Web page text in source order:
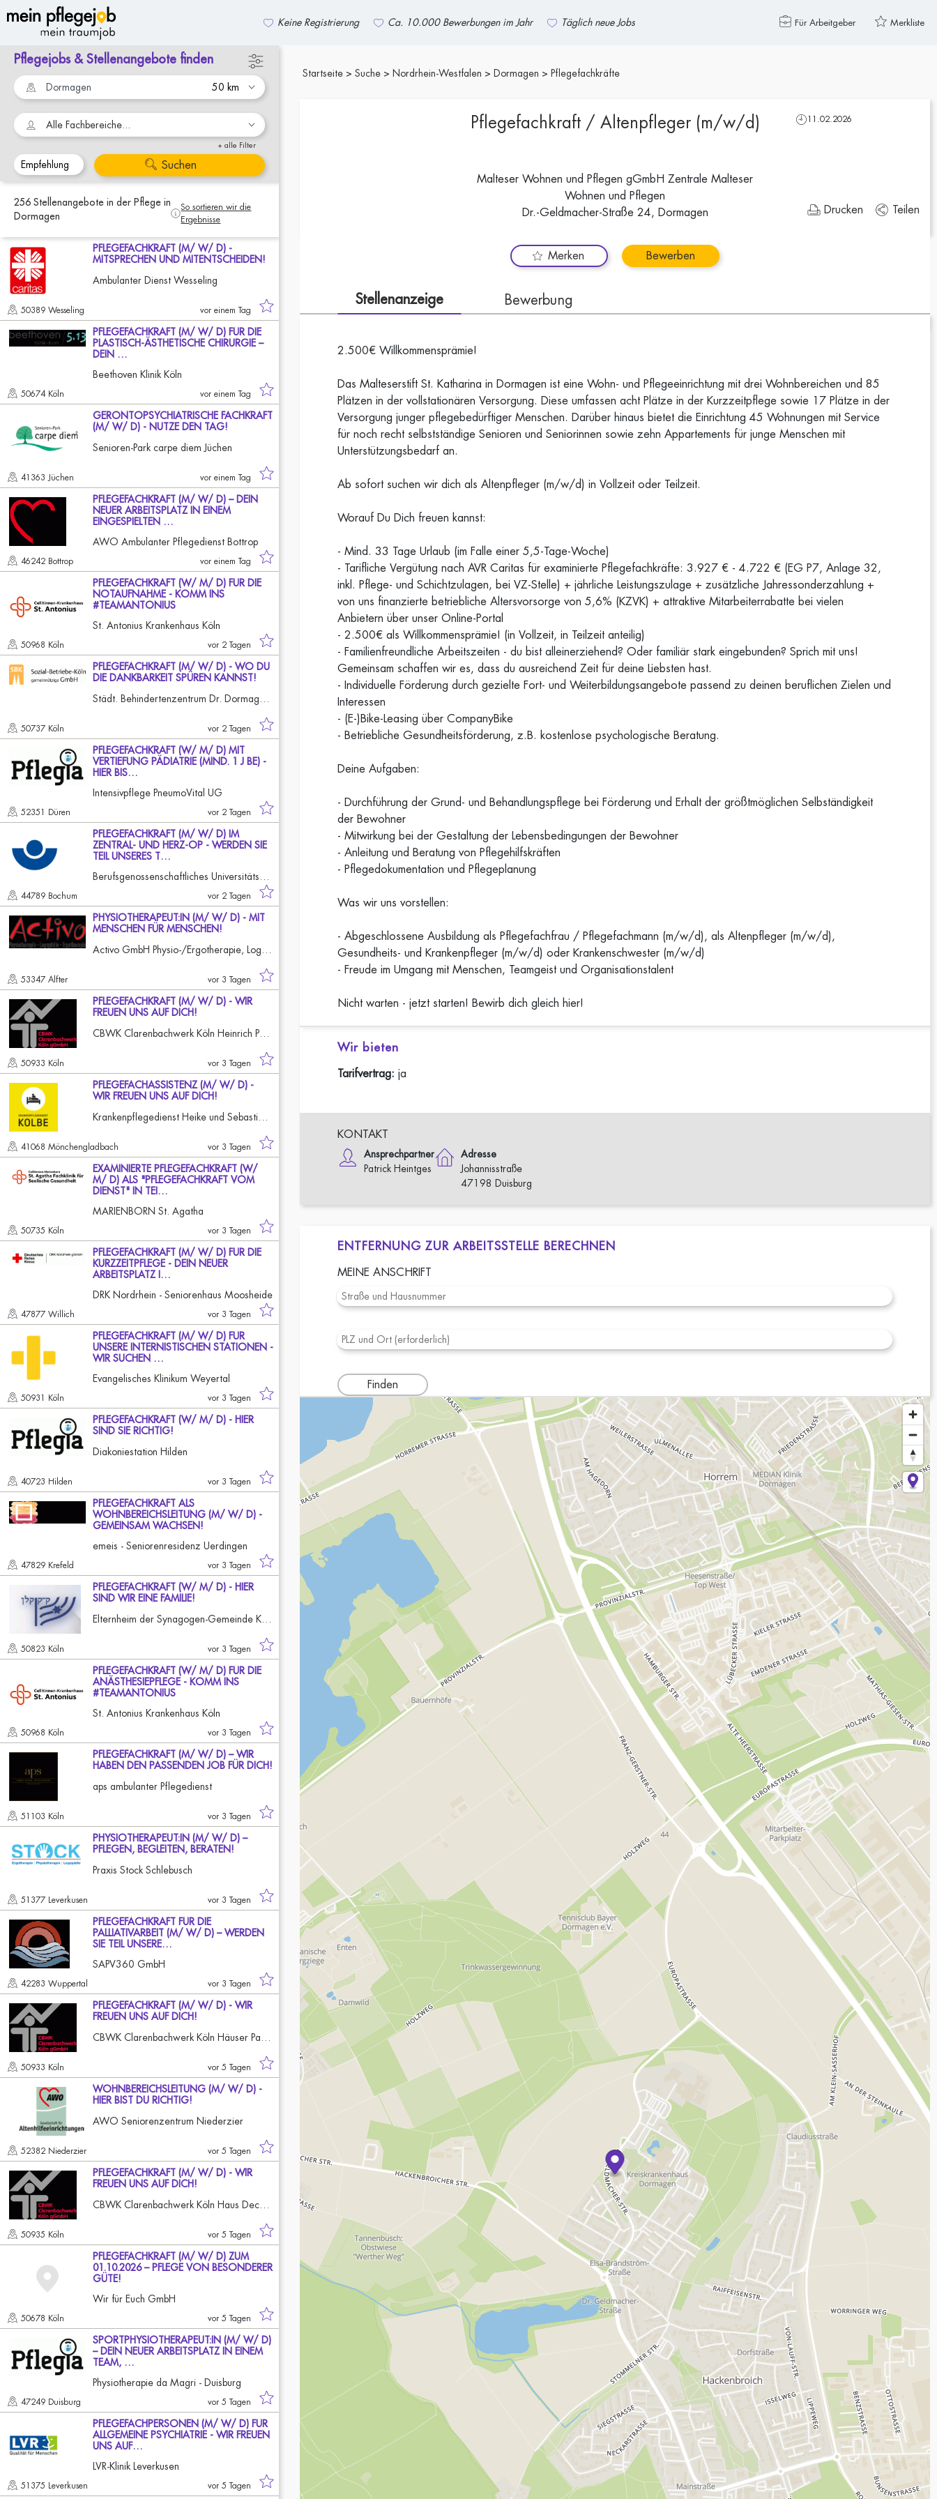
Keine Registrierung Ca. 10.000 Bewerbungen im Jahr Täglich neue Jobs Für Arbeitgeber Merkliste
zurück zur Suche
Pflegejobs & Stellenangebote finden
Alle Fachbereiche...
+ alle Filter
Suchen
256 Stellenangebote in der Pflege in
Dormagen
So sortieren wir die
Ergebnisse
PFLEGEFACHKRAFT (M/ W/ D) -
MITSPRECHEN UND MITENTSCHEIDEN!
Ambulanter Dienst Wesseling
50389 Wesseling vor einem Tag
PFLEGEFACHKRAFT (M/ W/ D) FÜR DIE
PLASTISCH-ÄSTHETISCHE CHIRURGIE –
DEIN …
Beethoven Klinik Köln
50674 Köln vor einem Tag
GERONTOPSYCHIATRISCHE FACHKRAFT
(M/ W/ D) - NUTZE DEN TAG!
Senioren-Park carpe diem Jüchen
41363 Jüchen vor einem Tag
PFLEGEFACHKRAFT (M/ W/ D) – DEIN
NEUER ARBEITSPLATZ IN EINEM
EINGESPIELTEN …
AWO Ambulanter Pflegedienst Bottrop
46242 Bottrop vor einem Tag
PFLEGEFACHKRAFT (W/ M/ D) FÜR DIE
NOTAUFNAHME - KOMM INS
#TEAMANTONIUS
St. Antonius Krankenhaus Köln
50968 Köln vor 2 Tagen
PFLEGEFACHKRAFT (M/ W/ D) - WO DU
DIE DANKBARKEIT SPÜREN KANNST!
50737 Köln vor 2 Tagen
PFLEGEFACHKRAFT (W/ M/ D) MIT
VERTIEFUNG PÄDIATRIE (MIND. 1 J BE) -
HIER BIS…
Intensivpflege PneumoVital UG
52351 Düren vor 2 Tagen
PFLEGEFACHKRAFT (M/ W/ D) IM
ZENTRAL- UND HERZ-OP - WERDEN SIE
TEIL UNSERES T…
44789 Bochum vor 2 Tagen
PHYSIOTHERAPEUT:IN (M/ W/ D) - MIT
MENSCHEN FÜR MENSCHEN!
53347 Alfter vor 3 Tagen
PFLEGEFACHKRAFT (M/ W/ D) - WIR
FREUEN UNS AUF DICH!
50933 Köln vor 3 Tagen
PFLEGEFACHASSISTENZ (M/ W/ D) -
WIR FREUEN UNS AUF DICH!
41068 Mönchengladbach vor 3 Tagen
EXAMINIERTE PFLEGEFACHKRAFT (W/
M/ D) ALS "PFLEGEFACHKRAFT VOM
DIENST" IN TEI…
MARIENBORN St. Agatha
50735 Köln vor 3 Tagen
PFLEGEFACHKRAFT (M/ W/ D) FÜR DIE
KURZZEITPFLEGE - DEIN NEUER
ARBEITSPLATZ I…
DRK Nordrhein - Seniorenhaus Moosheide
47877 Willich vor 3 Tagen
PFLEGEFACHKRAFT (M/ W/ D) FÜR
UNSERE INTERNISTISCHEN STATIONEN -
WIR SUCHEN …
Evangelisches Klinikum Weyertal
50931 Köln vor 3 Tagen
PFLEGEFACHKRAFT (W/ M/ D) - HIER
SIND SIE RICHTIG!
Diakoniestation Hilden
40723 Hilden vor 3 Tagen
PFLEGEFACHKRAFT ALS
WOHNBEREICHSLEITUNG (M/ W/ D) -
GEMEINSAM WACHSEN!
emeis - Seniorenresidenz Uerdingen
47829 Krefeld vor 3 Tagen
PFLEGEFACHKRAFT (W/ M/ D) - HIER
SIND WIR EINE FAMILIE!
50823 Köln vor 3 Tagen
PFLEGEFACHKRAFT (W/ M/ D) FÜR DIE
ANÄSTHESIEPFLEGE - KOMM INS
#TEAMANTONIUS
St. Antonius Krankenhaus Köln
50968 Köln vor 3 Tagen
PFLEGEFACHKRAFT (M/ W/ D) – WIR
HABEN DEN PASSENDEN JOB FÜR DICH!
aps ambulanter Pflegedienst
51103 Köln vor 3 Tagen
PHYSIOTHERAPEUT:IN (M/ W/ D) –
PFLEGEN, BEGLEITEN, BERATEN!
Praxis Stock Schlebusch
51377 Leverkusen vor 3 Tagen
PFLEGEFACHKRAFT FÜR DIE
PALLIATIVARBEIT (M/ W/ D) – WERDEN
SIE TEIL UNSERE…
SAPV360 GmbH
42283 Wuppertal vor 3 Tagen
PFLEGEFACHKRAFT (M/ W/ D) - WIR
FREUEN UNS AUF DICH!
50933 Köln vor 5 Tagen
WOHNBEREICHSLEITUNG (M/ W/ D) -
HIER BIST DU RICHTIG!
AWO Seniorenzentrum Niederzier
52382 Niederzier vor 5 Tagen
PFLEGEFACHKRAFT (M/ W/ D) - WIR
FREUEN UNS AUF DICH!
50935 Köln vor 5 Tagen
PFLEGEFACHKRAFT (M/ W/ D) ZUM
01.10.2026 – PFLEGE VON BESONDERER
GÜTE!
Wir für Euch GmbH
50678 Köln vor 5 Tagen
SPORTPHYSIOTHERAPEUT:IN (M/ W/ D)
– DEIN NEUER ARBEITSPLATZ IN EINEM
TEAM, …
Physiotherapie da Magri - Duisburg
47249 Duisburg vor 5 Tagen
PFLEGEFACHPERSONEN (M/ W/ D) FÜR
ALLGEMEINE PSYCHIATRIE - WIR FREUEN
UNS AUF…
LVR-Klinik Leverkusen
51375 Leverkusen vor 5 Tagen
Startseite Suche Nordrhein-Westfalen Dormagen Pflegefachkräfte
Pflegefachkraft / Altenpfleger (m/w/d)
Malteser Wohnen und Pflegen gGmbH Zentrale Malteser
Wohnen und Pflegen
Dr.-Geldmacher-Straße 24, Dormagen
11.02.2026
Drucken Teilen
Merken Bewerben
Stellenanzeige Bewerbung
2.500€ Willkommensprämie!
Das Malteserstift St. Katharina in Dormagen ist eine Wohn- und Pflegeeinrichtung mit drei Wohnbereichen und 85
Plätzen in der vollstationären Versorgung. Diese umfassen acht Plätze in der Kurzzeitpflege sowie 17 Plätze in der
Versorgung junger pflegebedürftiger Menschen. Darüber hinaus bietet die Einrichtung 45 Wohnungen mit Service
für noch recht selbstständige Senioren und Seniorinnen sowie zehn Appartements für junge Menschen mit
Unterstützungsbedarf an.
Ab sofort suchen wir dich als Altenpfleger (m/w/d) in Vollzeit oder Teilzeit.
Worauf Du Dich freuen kannst:
- Mind. 33 Tage Urlaub (im Falle einer 5,5-Tage-Woche)
- Tarifliche Vergütung nach AVR Caritas für examinierte Pflegefachkräfte: 3.927 € - 4.722 € (EG P7, Anlage 32,
inkl. Pflege- und Schichtzulagen, bei VZ-Stelle) + jährliche Leistungszulage + zusätzliche Jahressonderzahlung +
von uns finanzierte betriebliche Altersvorsorge von 5,6% (KZVK) + attraktive Mitarbeiterrabatte bei vielen
Anbietern über unser Online-Portal
- 2.500€ als Willkommensprämie! (in Vollzeit, in Teilzeit anteilig)
- Familienfreundliche Arbeitszeiten - du bist alleinerziehend? Oder familiär stark eingebunden? Sprich mit uns!
Gemeinsam schaffen wir es, dass du ausreichend Zeit für deine Liebsten hast.
- Individuelle Förderung durch gezielte Fort- und Weiterbildungsangebote passend zu deinen beruflichen Zielen und
Interessen
- (E-)Bike-Leasing über CompanyBike
- Betriebliche Gesundheitsförderung, z.B. kostenlose psychologische Beratung.
Deine Aufgaben:
- Durchführung der Grund- und Behandlungspflege bei Förderung und Erhalt der größtmöglichen Selbständigkeit
der Bewohner
- Mitwirkung bei der Gestaltung der Lebensbedingungen der Bewohner
- Anleitung und Beratung von Pflegehilfskräften
- Pflegedokumentation und Pflegeplanung
Was wir uns vorstellen:
- Abgeschlossene Ausbildung als Pflegefachfrau / Pflegefachmann (m/w/d), als Altenpfleger (m/w/d),
Gesundheits- und Krankenpfleger (m/w/d) oder Krankenschwester (m/w/d)
- Freude im Umgang mit Menschen, Teamgeist und Organisationstalent
Nicht warten - jetzt starten! Bewirb dich gleich hier!
Wir bieten
Tarifvertrag:ja
KONTAKT
Ansprechpartner
Patrick Heintges
Adresse
Johannisstraße
47198 Duisburg
ENTFERNUNG ZUR ARBEITSSTELLE BERECHNEN
MEINE ANSCHRIFT
Finden